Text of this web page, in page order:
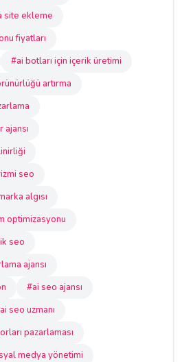
site ekleme
fiyatları
#ai botları için içerik üretimi
artırma
seo
algısı
optimizasyonu
seo
ajansı
#ai seo ajansı
seo uzmanı
pazarlaması
medya yönetimi